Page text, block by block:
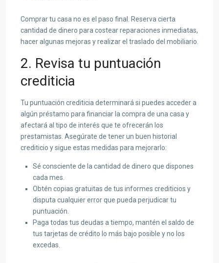
Comprar tu casa no es el paso final. Reserva cierta
cantidad de dinero para costear reparaciones inmediatas,
hacer algunas mejoras y realizar el traslado del mobiliario.
2. Revisa tu puntuación
crediticia
Tu puntuación crediticia determinará si puedes acceder a
algún préstamo para financiar la compra de una casa y
afectará al tipo de interés que te ofrecerán los
prestamistas. Asegúrate de tener un buen historial
crediticio y sigue estas medidas para mejorarlo:
Sé consciente de la cantidad de dinero que dispones
cada mes.
Obtén copias gratuitas de tus informes crediticios y
disputa cualquier error que pueda perjudicar tu
puntuación.
Paga todas tus deudas a tiempo, mantén el saldo de
tus tarjetas de crédito lo más bajo posible y no los
excedas.